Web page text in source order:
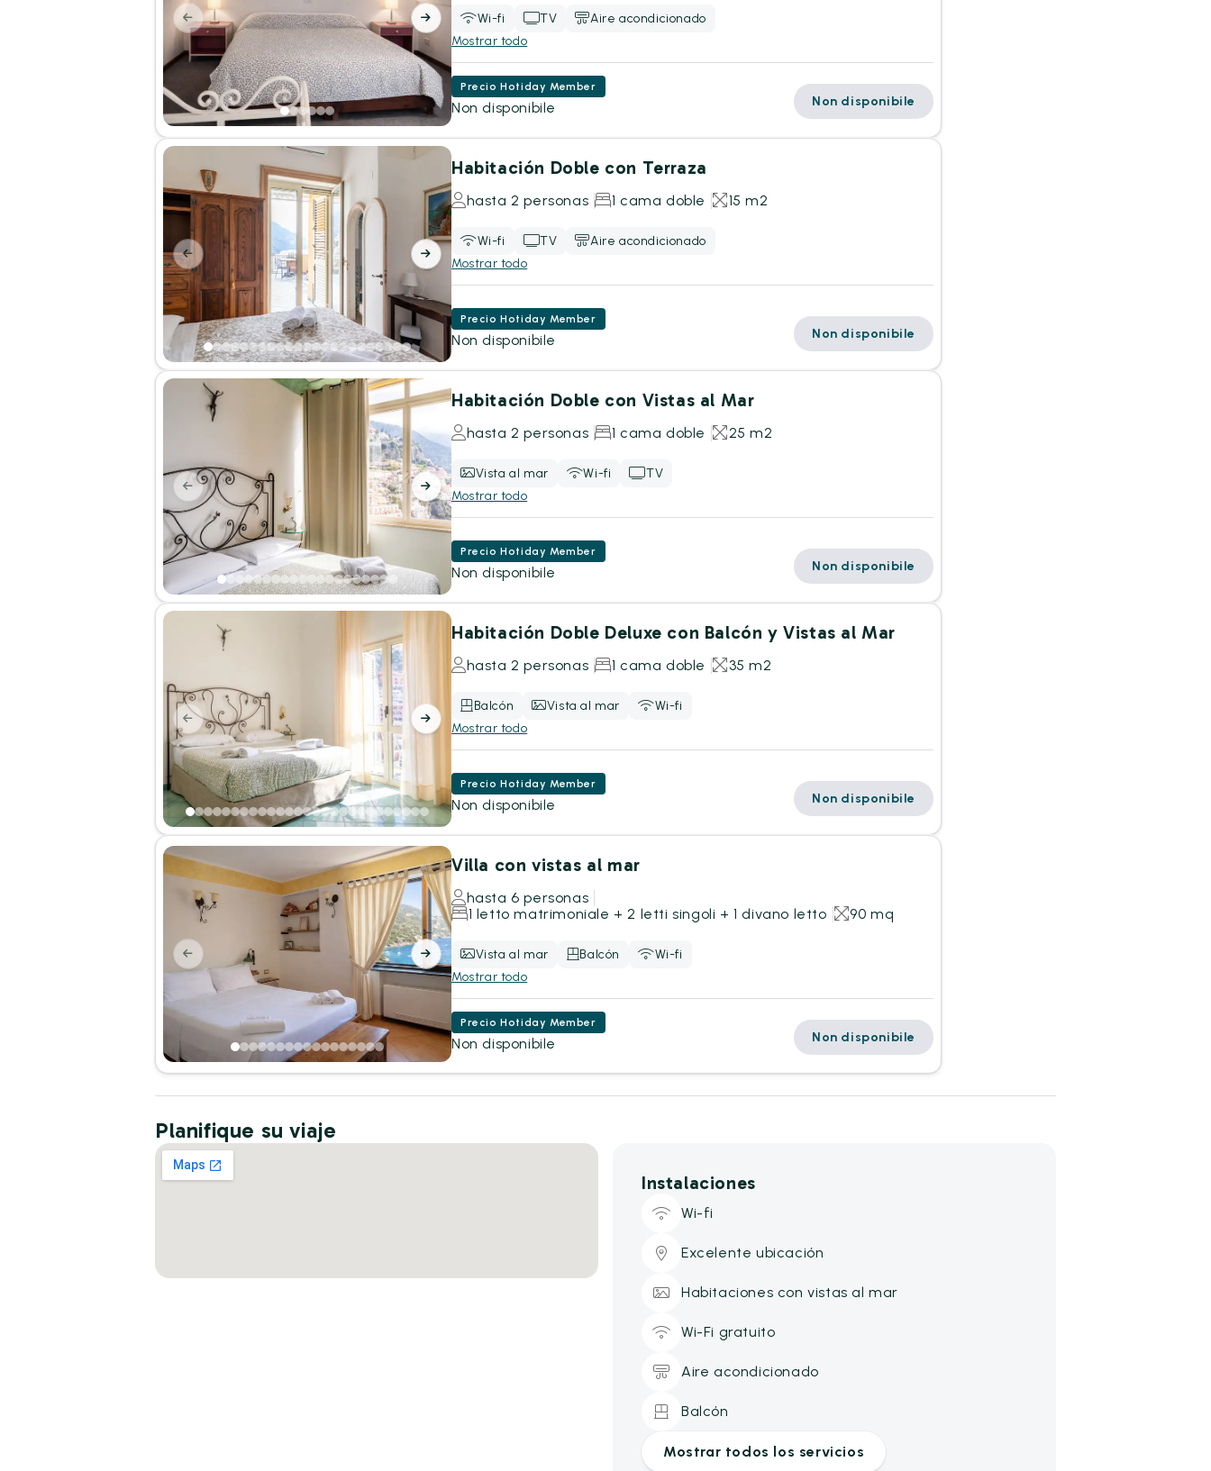
Wi-fi TV
Aire acondicionado
Mostrar todo
Precio Hotiday Member
Non disponibile Non disponibile
Habitación Doble con Terraza
hasta 2 personas 1 cama doble 15 m2
Wi-fi TV
Aire acondicionado
Mostrar todo
Precio Hotiday Member
Non disponibile Non disponibile
Habitación Doble con Vistas al Mar
hasta 2 personas 1 cama doble 25 m2
Vista al mar Wi-fi
TV
Mostrar todo
Precio Hotiday Member
Non disponibile Non disponibile
Habitación Doble Deluxe con Balcón y Vistas al Mar
hasta 2 personas 1 cama doble 35 m2
Balcón Vista al mar
Wi-fi
Mostrar todo
Precio Hotiday Member
Non disponibile Non disponibile
Villa con vistas al mar
hasta 6 personas
1 letto matrimoniale + 2 letti singoli + 1 divano letto
90 mq
Vista al mar Balcón
Wi-fi
Mostrar todo
Precio Hotiday Member
Non disponibile Non disponibile
Planifique su viaje
Instalaciones
Wi-fi
Excelente ubicación
Habitaciones con vistas al mar
Wi-Fi gratuito
Aire acondicionado
Balcón
Mostrar todos los servicios